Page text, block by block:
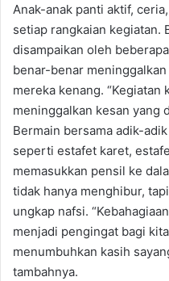
Anak-anak panti aktif,
setiap rangkaian kegiatan.
disampaikan oleh
benar-benar
mereka kenang.
meninggalkan kesan yang
Bermain bersama adik-
seperti estafet karet,
memasukkan pensil ke
tidak hanya menghibur,
ungkap nafsi.
menjadi pengingat bagi
menumbuhkan kasih
tambahnya.